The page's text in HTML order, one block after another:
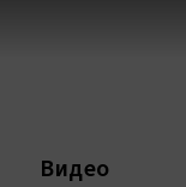
Видео